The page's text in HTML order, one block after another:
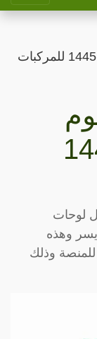
1445
لوحات
وهذه
للمنصة وذلك